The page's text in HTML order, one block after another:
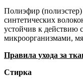
Полиэфир (полиэстер)
синтетических
устойчив к действию
микроорганизмами,
Правила ухода за
Стирка